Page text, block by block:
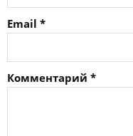
Email *
Комментарий *